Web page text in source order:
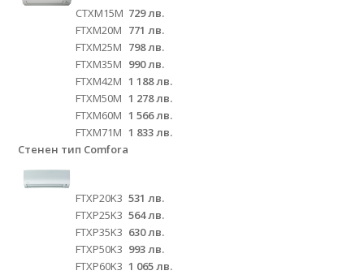
CTXM15M 729 лв.
FTXM20M 771 лв.
FTXM25M 798 лв.
FTXM35M 990 лв.
FTXM42M 1 188 лв.
FTXM50M 1 278 лв.
FTXM60M 1 566 лв.
FTXM71M 1 833 лв.
Стенен тип Comfora
FTXP20K3 531 лв.
FTXP25K3 564 лв.
FTXP35K3 630 лв.
FTXP50K3 993 лв.
FTXP60K3 1 065 лв.